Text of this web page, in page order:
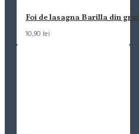
Foi de lasagna Barilla din
10,90 lei